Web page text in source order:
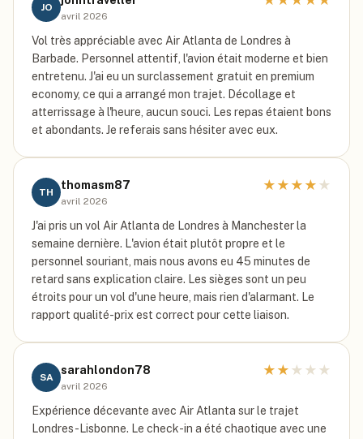
JO
avril 2026
Vol très appréciable avec Air Atlanta de Londres à
Barbade. Personnel attentif, l'avion était moderne et bien
entretenu. J'ai eu un surclassement gratuit en premium
economy, ce qui a arrangé mon trajet. Décollage et
atterrissage à l'heure, aucun souci. Les repas étaient bons
et abondants. Je referais sans hésiter avec eux.
TH
thomasm87
avril 2026
★ ★ ★ ★ ★
J'ai pris un vol Air Atlanta de Londres à Manchester la
semaine dernière. L'avion était plutôt propre et le
personnel souriant, mais nous avons eu 45 minutes de
retard sans explication claire. Les sièges sont un peu
étroits pour un vol d'une heure, mais rien d'alarmant. Le
rapport qualité-prix est correct pour cette liaison.
SA
sarahlondon78
avril 2026
★ ★ ★ ★ ★
Expérience décevante avec Air Atlanta sur le trajet
Londres-Lisbonne. Le check-in a été chaotique avec une